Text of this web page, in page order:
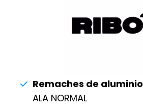
Remaches de aluminio
ALA NORMAL